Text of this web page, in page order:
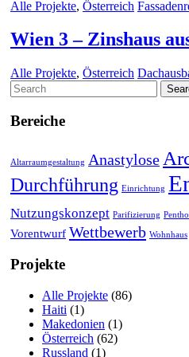
Alle Projekte, Österreich
Wien 3 – Zinshaus
Alle Projekte, Österreich
Search
for:
Bereiche
Altarraumgestaltung Anastylose
Durchführung Einrichtung
Nutzungskonzept Parifizierung
Vorentwurf Wettbewerb Wohnhaus
Projekte
Alle Projekte (86)
Haiti (1)
Makedonien (1)
Österreich (62)
Russland (1)